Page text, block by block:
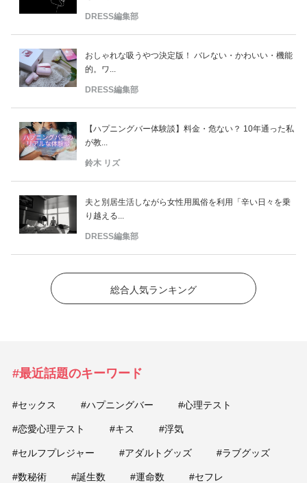
DRESS編集部
おしゃれな吸うやつ決定版！ バレない・かわいい・機能
的。ワ...
DRESS編集部
【ハプニングバー体験談】料金・危ない？ 10年通った私
が教...
鈴木 リズ
夫と別居生活しながら女性用風俗を利用「辛い日々を乗
り越える...
DRESS編集部
総合人気ランキング
#最近話題のキーワード
#セックス #ハプニングバー #心理テスト
#恋愛心理テスト #キス #浮気
#セルフプレジャー #アダルトグッズ #ラブグッズ
#数秘術 #誕生数 #運命数 #セフレ